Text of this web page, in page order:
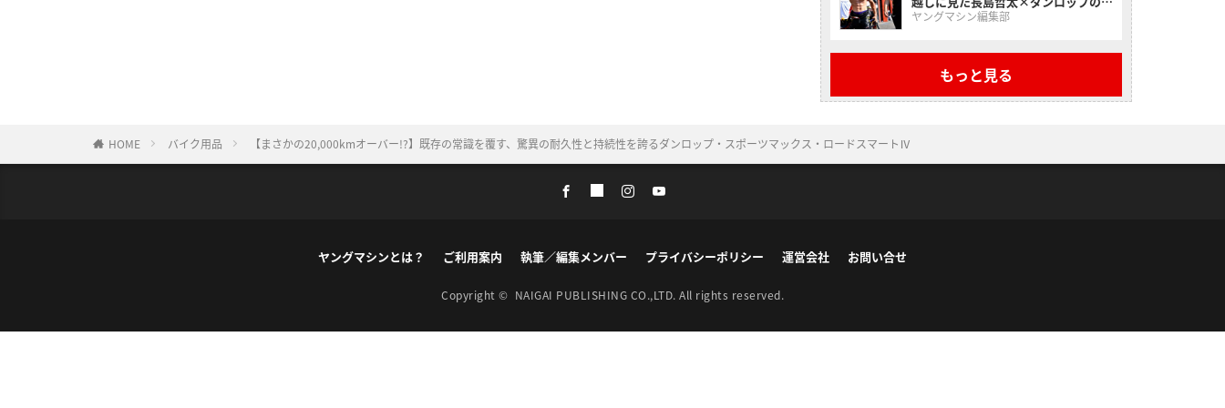
戦2025
ヤングマシン編集部
もっと見る
HOME バイク用品 【まさかの20,000kmオーバー!?】既存の常識を覆す、驚異の耐久性と持続性を誇るダンロップ・スポーツマックス・ロードスマートⅣ
ヤングマシンとは？ ご利用案内 執筆／編集メンバー プライバシーポリシー 運営会社 お問い合せ
Copyright © NAIGAI PUBLISHING CO.,LTD. All rights reserved.